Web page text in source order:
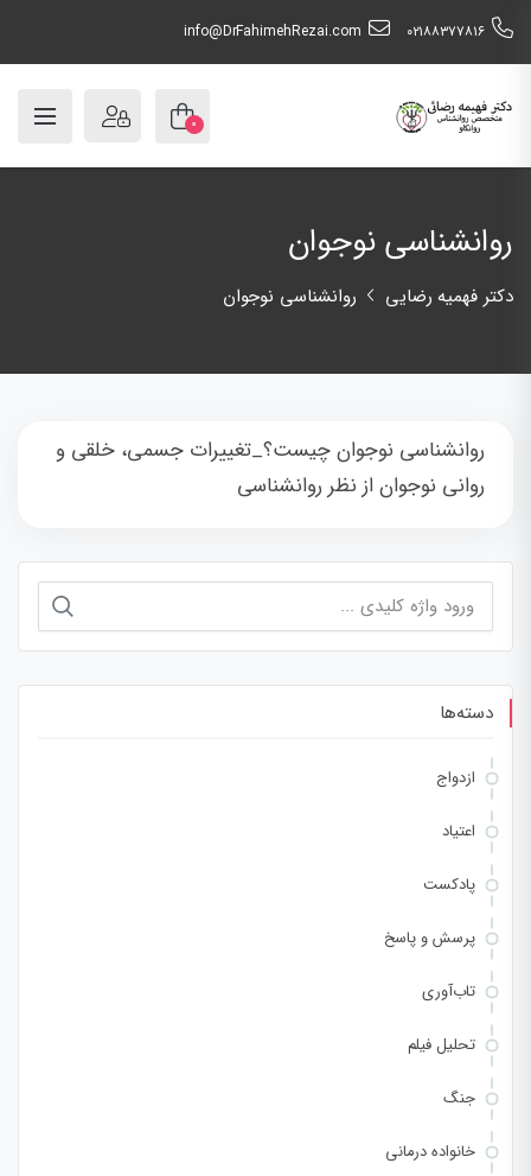
٠٢١٨٨٣٧٧٨١٦ info@DrFahimehRezai.com
۰
روانشناسی نوجوان
دکتر فهمیه رضایی روانشناسی نوجوان
روانشناسی نوجوان چیست؟_تغییرات جسمی، خلقی و
روانی نوجوان از نظر روانشناسی
جستجو
برای:
دسته‌ها
ازدواج
اعتیاد
پادکست
پرسش و پاسخ
تاب‌آوری
تحلیل فیلم
جنگ
خانواده درمانی